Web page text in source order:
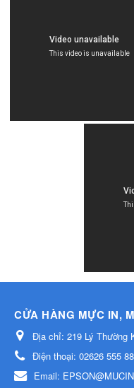
CỬA HÀNG MỰC IN,
Địa chỉ: 219 Lý Thường
Điện thoại: 02626 555
Email: